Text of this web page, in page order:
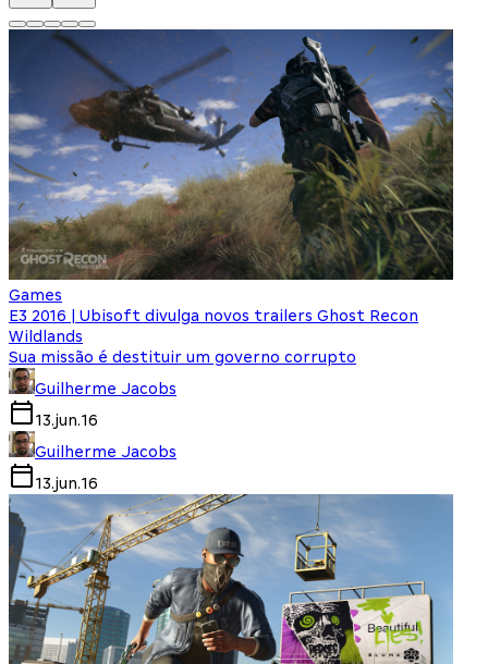
Games
E3 2016 | Ubisoft divulga novos trailers Ghost Recon
Wildlands
Sua missão é destituir um governo corrupto
Guilherme Jacobs
13.jun.16
Guilherme Jacobs
13.jun.16